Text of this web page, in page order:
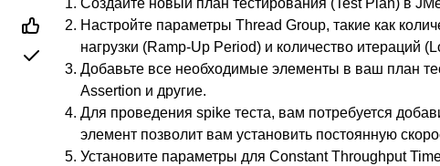
Создайте новый план тестирования (Test Plan) в
Настройте параметры Thread Group, такие как
нагрузки (Ramp-Up Period) и количество итераций
Добавьте все необходимые элементы в ваш план
Assertion и другие.
Для проведения spike теста, вам потребуется
элемент позволит вам установить постоянную
Установите параметры для Constant Throughput